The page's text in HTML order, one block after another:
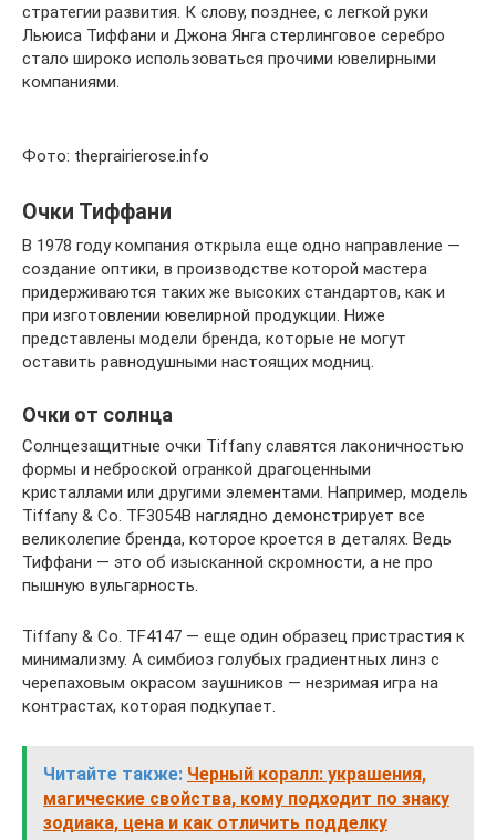
стратегии развития. К слову, позднее, с легкой руки
Льюиса Тиффани и Джона Янга стерлинговое серебро
стало широко использоваться прочими ювелирными
компаниями.
Фото: theprairierose.info
Очки Тиффани
В 1978 году компания открыла еще одно направление —
создание оптики, в производстве которой мастера
придерживаются таких же высоких стандартов, как и
при изготовлении ювелирной продукции. Ниже
представлены модели бренда, которые не могут
оставить равнодушными настоящих модниц.
Очки от солнца
Солнцезащитные очки Tiffany славятся лаконичностью
формы и неброской огранкой драгоценными
кристаллами или другими элементами. Например, модель
Tiffany & Co. TF3054B наглядно демонстрирует все
великолепие бренда, которое кроется в деталях. Ведь
Тиффани — это об изысканной скромности, а не про
пышную вульгарность.
Tiffany & Co. TF4147 — еще один образец пристрастия к
минимализму. А симбиоз голубых градиентных линз с
черепаховым окрасом заушников — незримая игра на
контрастах, которая подкупает.
Читайте также: Черный коралл: украшения,
магические свойства, кому подходит по знаку
зодиака, цена и как отличить подделку